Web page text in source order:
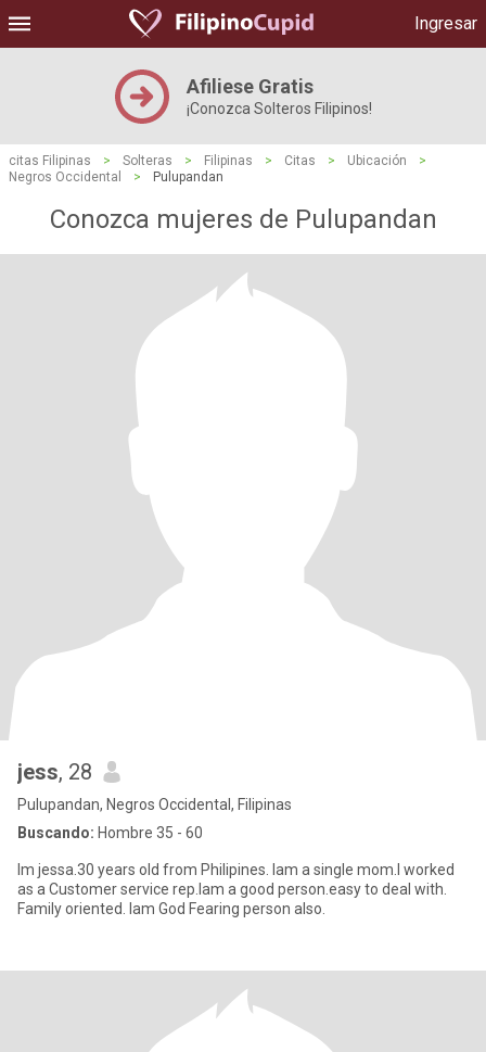
Ingresar
Afiliese Gratis
¡Conozca Solteros Filipinos!
citas Filipinas > Solteras > Filipinas > Citas > Ubicación
>
Negros Occidental
> Pulupandan
Conozca mujeres de Pulupandan
jess, 28
Pulupandan, Negros Occidental, Filipinas
Buscando: Hombre 35 - 60
Im jessa.30 years old from Philipines. Iam a single mom.I worked
as a Customer service rep.Iam a good person.easy to deal with.
Family oriented. Iam God Fearing person also.